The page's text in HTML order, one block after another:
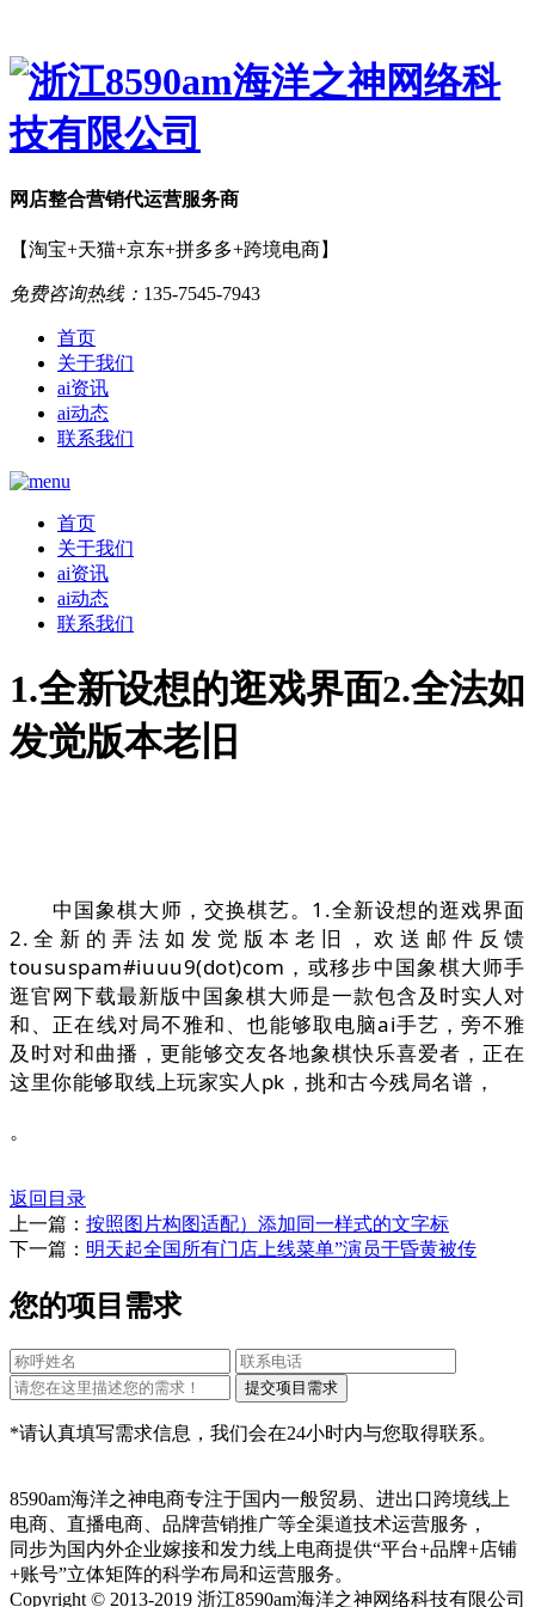
网店整合营销代运营服务商
【淘宝+天猫+京东+拼多多+跨境电商】
免费咨询热线： 135-7545-7943
首页
关于我们
ai资讯
ai动态
联系我们
首页
关于我们
ai资讯
ai动态
联系我们
1.全新设想的逛戏界面2.全法如
发觉版本老旧
中国象棋大师，交换棋艺。1.全新设想的逛戏界面
2.全新的弄法如发觉版本老旧，欢送邮件反馈
toususpam#iuuu9(dot)com，或移步中国象棋大师手
逛官网下载最新版中国象棋大师是一款包含及时实人对
和、正在线对局不雅和、也能够取电脑ai手艺，旁不雅
及时对和曲播，更能够交友各地象棋快乐喜爱者，正在
这里你能够取线上玩家实人pk，挑和古今残局名谱，
。
返回目录
上一篇： 按照图片构图适配）添加同一样式的文字标
下一篇： 明天起全国所有门店上线菜单”演员于昏黄被传
您的项目需求
*请认真填写需求信息，我们会在24小时内与您取得联系。
8590am海洋之神电商专注于国内一般贸易、进出口跨境线上
电商、直播电商、品牌营销推广等全渠道技术运营服务，
同步为国内外企业嫁接和发力线上电商提供“平台+品牌+店铺
+账号”立体矩阵的科学布局和运营服务。
Copyright © 2013-2019 浙江8590am海洋之神网络科技有限公司